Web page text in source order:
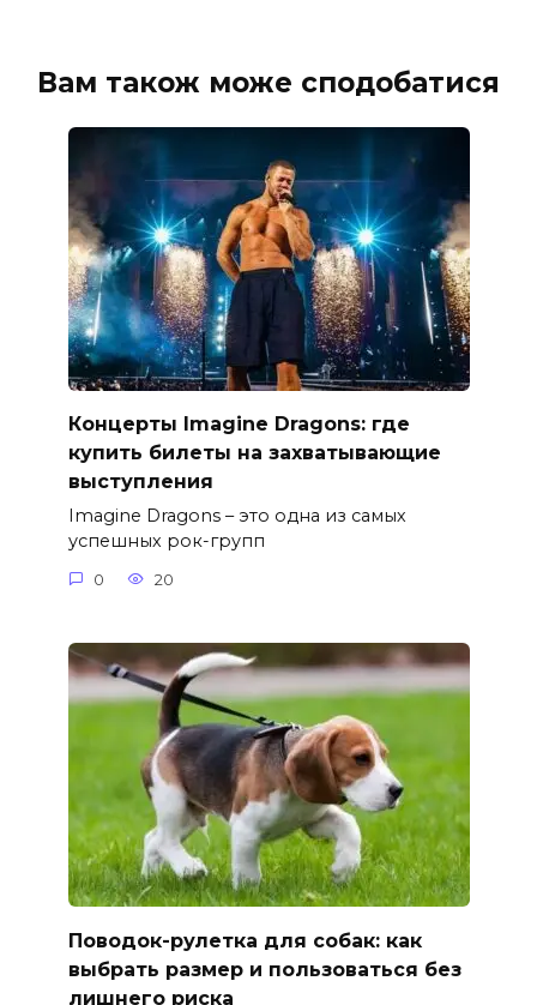
Вам також може сподобатися
Концерты Imagine Dragons: где
купить билеты на захватывающие
выступления
Imagine Dragons – это одна из самых
успешных рок-групп
0 20
Поводок-рулетка для собак: как
выбрать размер и пользоваться без
лишнего риска